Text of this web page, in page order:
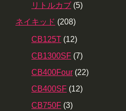
リトルカブ (5)
ネイキッド (208)
CB125T (12)
CB1300SF (7)
CB400Four (22)
CB400SF (12)
CB750F (3)